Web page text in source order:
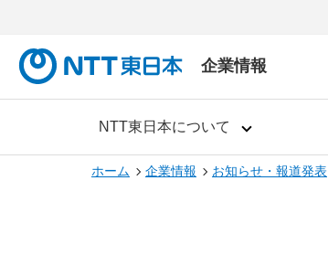
企業情報
NTT東日本について
ホーム 企業情報 お知らせ・報道発表